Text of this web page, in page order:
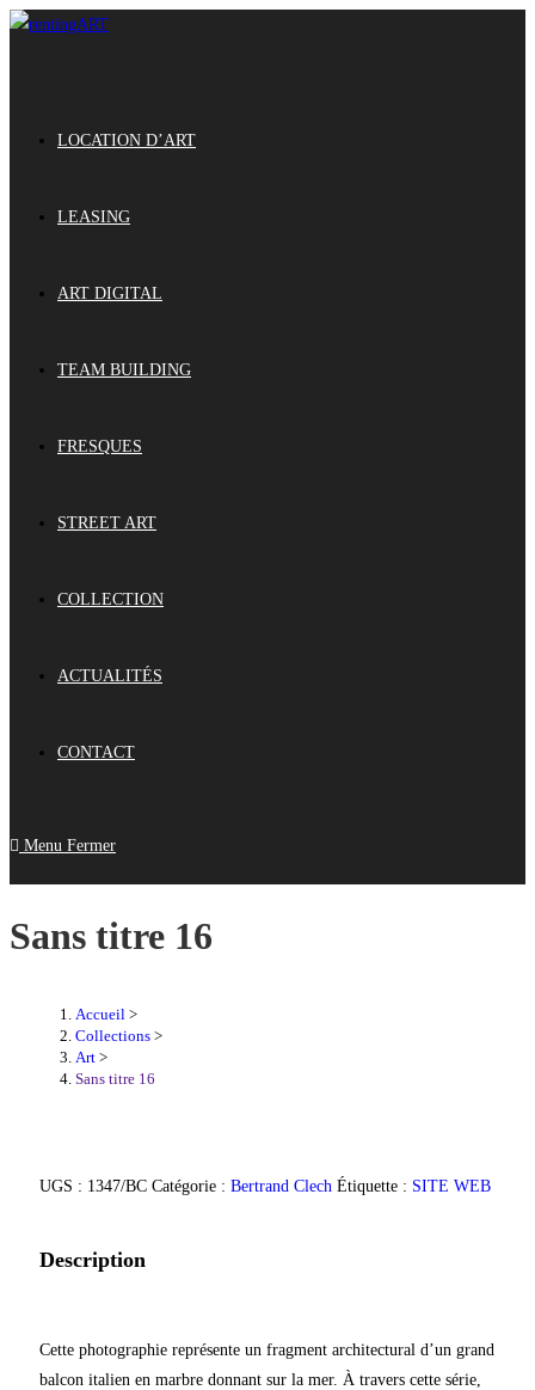
LOCATION D’ART
LEASING
ART DIGITAL
TEAM BUILDING
FRESQUES
STREET ART
COLLECTION
ACTUALITÉS
CONTACT
Menu Fermer
Sans titre 16
Accueil >
Collections >
Art >
Sans titre 16
UGS : 1347/BC Catégorie : Bertrand Clech Étiquette : SITE WEB
Description
Cette photographie représente un fragment architectural d’un grand
balcon italien en marbre donnant sur la mer. À travers cette série,